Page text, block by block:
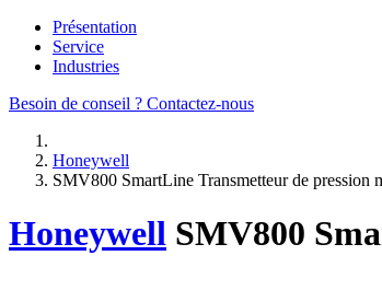
Présentation
Service
Industries
Besoin de conseil ? Contactez-nous
Honeywell
SMV800 SmartLine Transmetteur de pression
Honeywell SMV800